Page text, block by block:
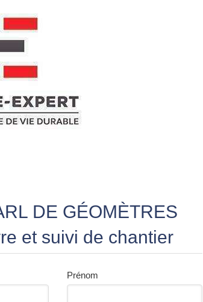
DE GÉOMÈTRES
et suivi de chantier
Prénom